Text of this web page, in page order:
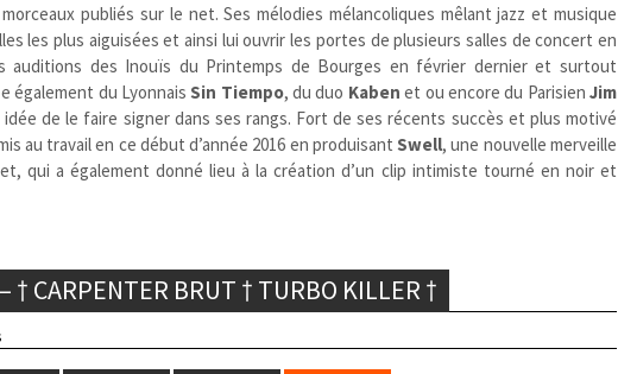
publiés sur le net. Ses mélodies mélancoliques mêlant jazz et musique
les plus aiguisées et ainsi lui ouvrir les portes de plusieurs salles de concert en
auditions des Inouïs du Printemps de Bourges en février dernier et surtout
également du LyonnaisSin Tiempo, du duo Kaben et ou encore du ParisienJim
de le faire signer dans ses rangs. Fort de ses récents succès et plus motivé
au travail en ce début d’année 2016 en produisantSwell, une nouvelle merveille
qui a également donné lieu à la création d’un clip intimiste tourné en noir et
† CARPENTER BRUT † TURBO KILLER †